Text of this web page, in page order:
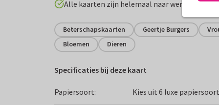
Alle kaarten zijn helemaal naar wens aan te
Beterschapskaarten Geertje Burgers
Bloemen
Dieren
Specificaties bij deze kaart
Papiersoort: Kies uit 6 luxe